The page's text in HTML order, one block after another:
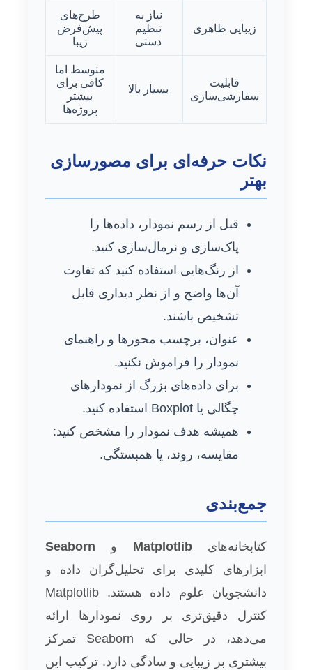
زیبایی ظاهری
نیاز به
تنظیم
دستی
طرح‌های
پیش‌فرض
زیبا
قابلیت
سفارشی‌سازی
بسیار بالا
متوسط اما
کافی برای
بیشتر
پروژه‌ها
نکات حرفه‌ای برای مصورسازی
بهتر
قبل از رسم نمودار، داده‌ها را
پاک‌سازی و نرمال‌سازی کنید.
از رنگ‌هایی استفاده کنید که تفاوت
آن‌ها واضح و از نظر دیداری قابل
تشخیص باشند.
عنوان، برچسب محور‌ها و راهنمای
نمودار را فراموش نکنید.
برای داده‌های بزرگ از نمودارهای
چگالی یا Boxplot استفاده کنید.
همیشه هدف نمودار را مشخص کنید:
مقایسه، روند، یا همبستگی.
جمع‌بندی
کتابخانه‌هایMatplotlib و Seaborn
ابزارهای کلیدی برای تحلیل‌گران داده و
دانشجویان علوم داده هستند. Matplotlib
کنترل دقیق‌تری بر روی نمودارها ارائه
می‌دهد، در حالی که Seaborn تمرکز
بیشتری بر زیبایی و سادگی دارد. ترکیب این